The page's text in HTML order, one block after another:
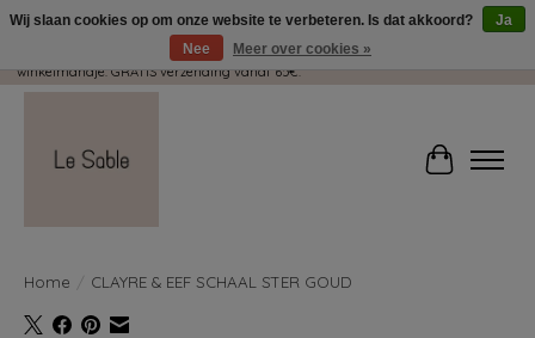
Wij pakken met plezier jouw kadootjes GRATIS in! Duid dit zeker aan in je
winkelmandje. GRATIS verzending vanaf 65€.
Home CLAYRE & EEF SCHAAL STER GOUD
Wij slaan cookies op om onze website te verbeteren. Is dat akkoord?
Ja
Nee
Meer over cookies »